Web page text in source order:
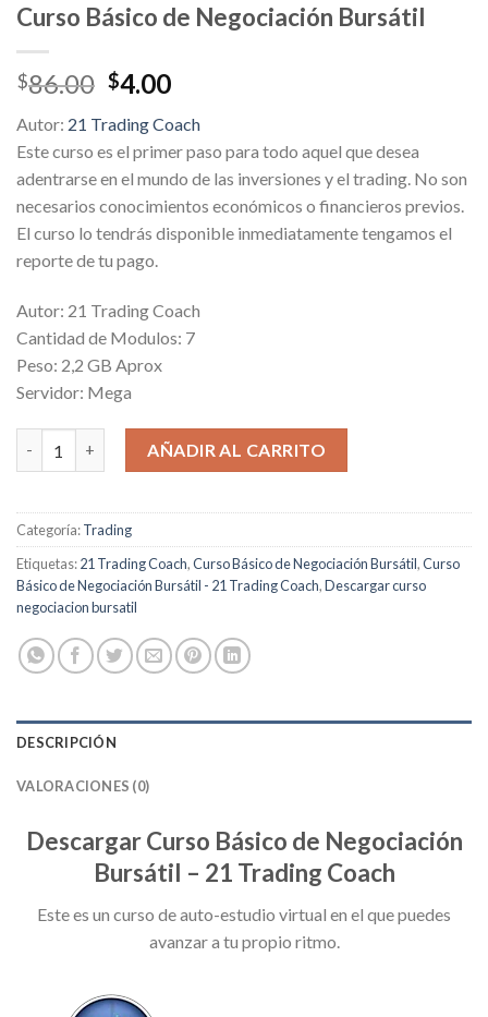
Curso Básico de Negociación Bursátil
$86.00 Original
was:
$86.00.
$4.00Current
is:
$4.00.
Autor: 21 Trading Coach
Este curso es el primer paso para todo aquel que desea
adentrarse en el mundo de las inversiones y el trading. No son
necesarios conocimientos económicos o financieros previos.
El curso lo tendrás disponible inmediatamente tengamos el
reporte de tu pago.
Autor: 21 Trading Coach
Cantidad de Modulos: 7
Peso: 2,2 GB Aprox
Servidor: Mega
Curso Básico de Negociación Bursátil cantidad
AÑADIR AL CARRITO
Categoría:Trading
Etiquetas:21 Trading Coach,Curso Básico de Negociación Bursátil,Curso
Básico de Negociación Bursátil - 21 Trading Coach,Descargar curso
negociacion bursatil
DESCRIPCIÓN
VALORACIONES (0)
Descargar Curso Básico de Negociación
Bursátil – 21 Trading Coach
Este es un curso de auto-estudio virtual en el que puedes
avanzar a tu propio ritmo.